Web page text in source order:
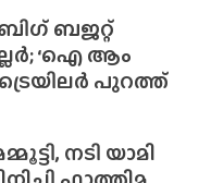
ബജറ്റ്
‘ഐ ആം
ട്രെയിലർ പുറത്ത്
നടി യാമി